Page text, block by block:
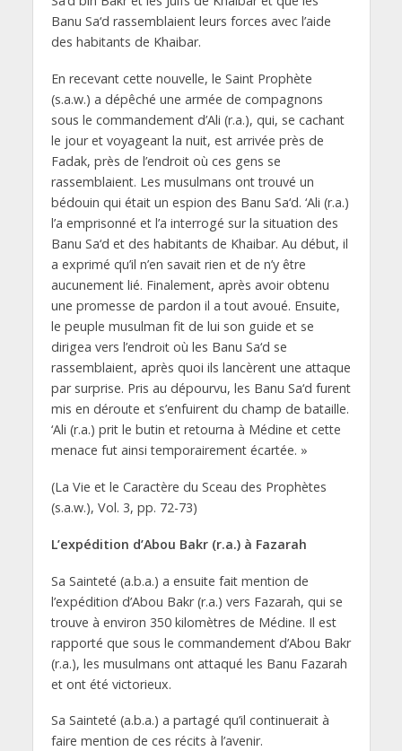
Banu Sa‘d rassemblaient leurs forces avec l’aide
des habitants de Khaibar.
En recevant cette nouvelle, le Saint Prophète
(s.a.w.) a dépêché une armée de compagnons
sous le commandement d’Ali (r.a.), qui, se cachant
le jour et voyageant la nuit, est arrivée près de
Fadak, près de l’endroit où ces gens se
rassemblaient. Les musulmans ont trouvé un
bédouin qui était un espion des Banu Sa‘d. ‘Ali (r.a.)
l’a emprisonné et l’a interrogé sur la situation des
Banu Sa‘d et des habitants de Khaibar. Au début, il
a exprimé qu’il n’en savait rien et de n’y être
aucunement lié. Finalement, après avoir obtenu
une promesse de pardon il a tout avoué. Ensuite,
le peuple musulman fit de lui son guide et se
dirigea vers l’endroit où les Banu Sa‘d se
rassemblaient, après quoi ils lancèrent une attaque
par surprise. Pris au dépourvu, les Banu Sa‘d furent
mis en déroute et s’enfuirent du champ de bataille.
‘Ali (r.a.) prit le butin et retourna à Médine et cette
menace fut ainsi temporairement écartée. »
(La Vie et le Caractère du Sceau des Prophètes
(s.a.w.), Vol. 3, pp. 72-73)
L’expédition d’Abou Bakr (r.a.) à Fazarah
Sa Sainteté (a.b.a.) a ensuite fait mention de
l’expédition d’Abou Bakr (r.a.) vers Fazarah, qui se
trouve à environ 350 kilomètres de Médine. Il est
rapporté que sous le commandement d’Abou Bakr
(r.a.), les musulmans ont attaqué les Banu Fazarah
et ont été victorieux.
Sa Sainteté (a.b.a.) a partagé qu’il continuerait à
faire mention de ces récits à l’avenir.